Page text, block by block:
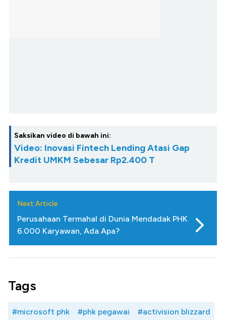
Saksikan video di bawah ini:
Video: Inovasi Fintech Lending Atasi Gap
Kredit UMKM Sebesar Rp2.400 T
Next Article
Perusahaan Termahal di Dunia Mendadak PHK
6.000 Karyawan, Ada Apa?
Tags
#microsoft phk #phk pegawai #activision blizzard